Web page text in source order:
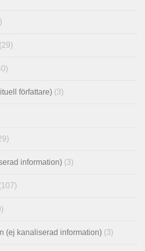
(29)
författare) (3)
information) (3)
(ej kanaliserad information) (3)